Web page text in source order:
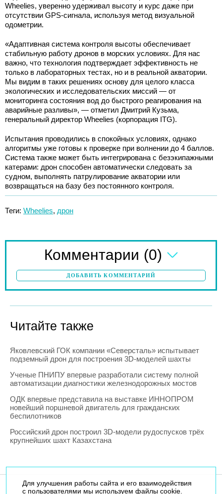
Wheelies, уверенно удерживал высоту и курс даже при
отсутствии GPS-сигнала, используя метод визуальной
одометрии.
«Адаптивная система контроля высоты обеспечивает
стабильную работу дронов в морских условиях. Для нас
важно, что технология подтверждает эффективность не
только в лабораторных тестах, но и в реальной акватории.
Мы видим в таких решениях основу для целого класса
экологических и исследовательских миссий — от
мониторинга состояния вод до быстрого реагирования на
аварийные разливы», — отметил Дмитрий Кузьма,
генеральный директор Wheelies (корпорация ITG).
Испытания проводились в спокойных условиях, однако
алгоритмы уже готовы к проверке при волнении до 4 баллов.
Система также может быть интегрирована с безэкипажными
катерами: дрон способен автоматически следовать за
судном, выполнять патрулирование акватории или
возвращаться на базу без постоянного контроля.
Теги: Wheelies, дрон
Комментарии (0)
ДОБАВИТЬ КОММЕНТАРИЙ
Читайте также
Яковлевский ГОК компании «Северсталь» испытывает
подземный дрон для построения 3D-моделей шахты
Ученые ПНИПУ впервые разработали систему полной
автоматизации диагностики железнодорожных мостов
ОДК впервые представила на выставке ИННОПРОМ
новейший поршневой двигатель для гражданских
беспилотников
Российский дрон построил 3D-модели рудоспусков трёх
крупнейших шахт Казахстана
Для улучшения работы сайта и его взаимодействия
с пользователями мы используем файлы cookie.